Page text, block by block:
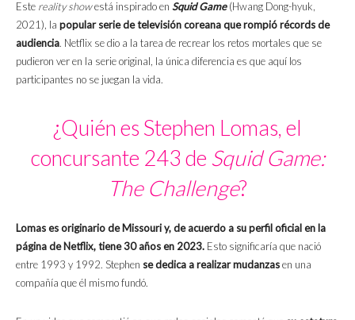
Este reality showestá inspirado en Squid Game(Hwang Dong-hyuk,
2021), la popular serie de televisión coreana que rompió récords de
audiencia. Netflix se dio a la tarea de recrear los retos mortales que se
pudieron ver en la serie original, la única diferencia es que aquí los
participantes no se juegan la vida.
¿Quién es Stephen Lomas, el
concursante 243 de Squid Game:
The Challenge?
Lomas es originario de Missouri y, de acuerdo a su perfil oficial en la
página de Netflix, tiene 30 años en 2023. Esto significaría que nació
entre 1993 y 1992. Stephen se dedica a realizar mudanzasen una
compañía que él mismo fundó.